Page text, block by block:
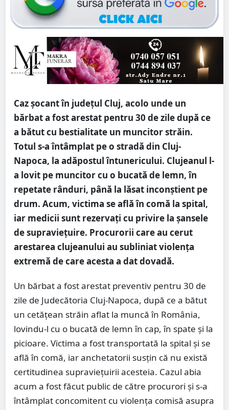
Caz șocant în județul Cluj, acolo unde un
bărbat a fost arestat pentru 30 de zile după ce
a bătut cu bestialitate un muncitor străin.
Totul s-a întâmplat pe o stradă din Cluj-
Napoca, la adăpostul întunericului. Clujeanul l-
a lovit pe muncitor cu o bucată de lemn, în
repetate rânduri, până la lăsat inconștient pe
drum. Acum, victima se află în comă la spital,
iar medicii sunt rezervați cu privire la șansele
de supraviețuire. Procurorii care au cerut
arestarea clujeanului au subliniat violența
extremă de care acesta a dat dovadă.
Un bărbat a fost arestat preventiv pentru 30 de
zile de Judecătoria Cluj-Napoca, după ce a bătut
un cetăţean străin aflat la muncă în România,
lovindu-l cu o bucată de lemn în cap, în spate şi la
picioare. Victima a fost transportată la spital şi se
află în comă, iar anchetatorii susţin că nu există
certitudinea supravieţuirii acesteia. Cazul abia
acum a fost făcut public de către procurori și s-a
întâmplat concomitent cu violența comisă asupra